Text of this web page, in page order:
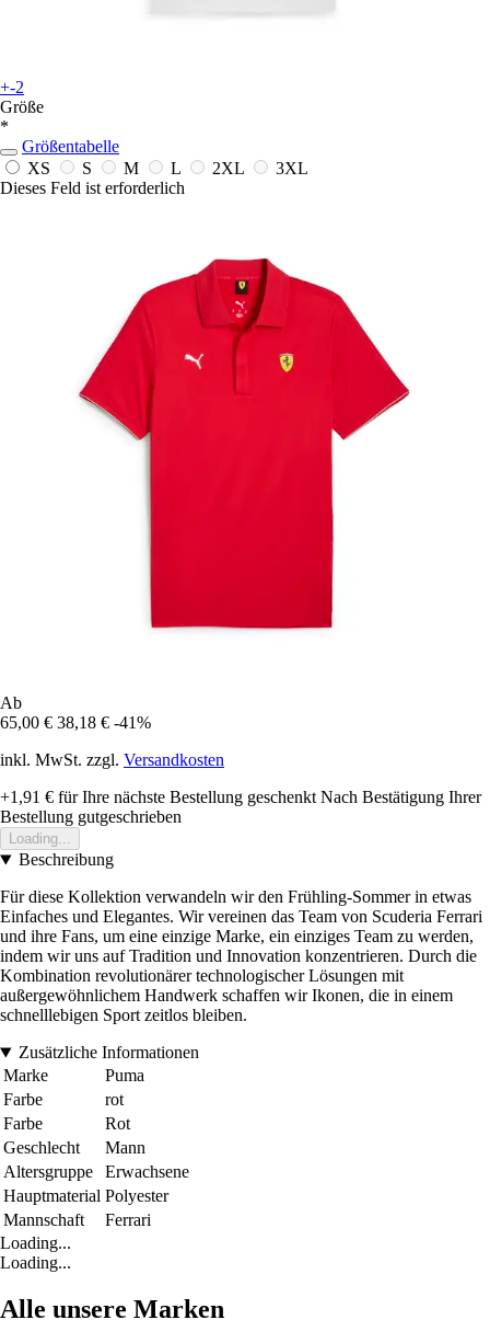
+-2
Größe
*
Größentabelle
XS
S M L 2XL
3XL
Dieses Feld ist erforderlich
Ab
65,00 € 38,18 € -41%
inkl. MwSt. zzgl. Versandkosten
+1,91 € für Ihre nächste Bestellung geschenkt Nach Bestätigung Ihrer
Bestellung gutgeschrieben
Loading...
Beschreibung
Für diese Kollektion verwandeln wir den Frühling-Sommer in etwas
Einfaches und Elegantes. Wir vereinen das Team von Scuderia Ferrari
und ihre Fans, um eine einzige Marke, ein einziges Team zu werden,
indem wir uns auf Tradition und Innovation konzentrieren. Durch die
Kombination revolutionärer technologischer Lösungen mit
außergewöhnlichem Handwerk schaffen wir Ikonen, die in einem
schnelllebigen Sport zeitlos bleiben.
Zusätzliche Informationen
Marke
Puma
Farbe
rot
Farbe
Rot
Geschlecht
Mann
Altersgruppe
Erwachsene
Hauptmaterial Polyester
Mannschaft
Ferrari
Loading...
Loading...
Alle unsere Marken